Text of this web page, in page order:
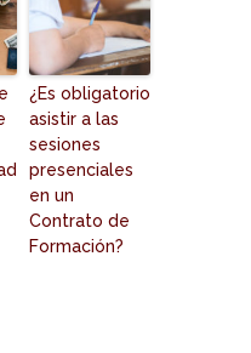
¿Es obligatorio
asistir a las
sesiones
presenciales
en un
Contrato de
Formación?